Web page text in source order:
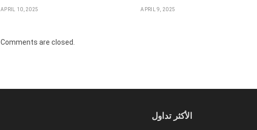
APRIL 10, 2025 APRIL 9, 2025
Comments are closed.
الأكثر تداول